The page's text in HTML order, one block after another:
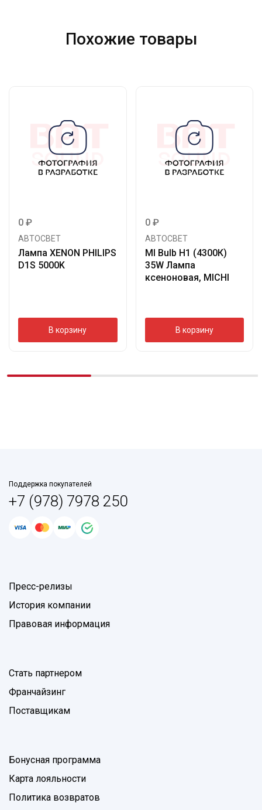
Похожие товары
0 ₽
АВТОСВЕТ
Лампа XENON PHILIPS
D1S 5000K
В корзину
0 ₽
АВТОСВЕТ
MI Bulb Н1 (4300К)
35W Лампа
ксеноновая, MICHI
В корзину
Поддержка покупателей
+7 (978) 7978 250
Пресс-релизы
История компании
Правовая информация
Стать партнером
Франчайзинг
Поставщикам
Бонусная программа
Карта лояльности
Политика возвратов